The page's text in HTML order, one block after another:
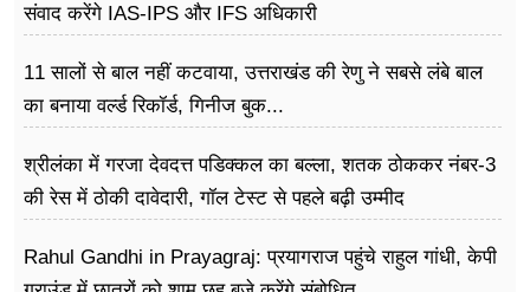
संवाद करेंगे IAS-IPS और IFS अधिकारी
11 सालों से बाल नहीं कटवाया, उत्तराखंड की रेणु ने सबसे लंबे बाल
का बनाया वर्ल्ड रिकॉर्ड, गिनीज बुक...
श्रीलंका में गरजा देवदत्त पडिक्कल का बल्ला, शतक ठोककर नंबर-3
की रेस में ठोकी दावेदारी, गॉल टेस्ट से पहले बढ़ी उम्मीद
Rahul Gandhi in Prayagraj: प्रयागराज पहुंचे राहुल गांधी, केपी